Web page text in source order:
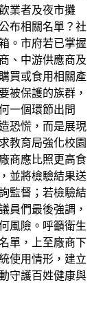
業者及夜市攤
布相關名單？社
。市府若已掌握
、中游供應商及
買或食用相關產
被保護的族群，
一個環節出問
恐慌，而是展現
教育局強化校園
商應比照更高食
並將檢驗結果送
監督；若檢驗結
員們最後強調，
風險。呼籲衛生
單，上至廠商下
使用情形，建立
守護百姓健康與